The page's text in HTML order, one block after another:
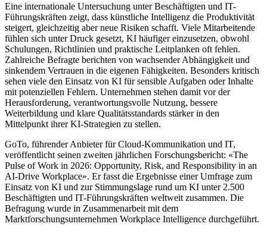
Eine internationale Untersuchung unter Beschäftigten und IT-
Führungskräften zeigt, dass künstliche Intelligenz die Produktivität
steigert, gleichzeitig aber neue Risiken schafft. Viele Mitarbeitende
fühlen sich unter Druck gesetzt, KI häufiger einzusetzen, obwohl
Schulungen, Richtlinien und praktische Leitplanken oft fehlen.
Zahlreiche Befragte berichten von wachsender Abhängigkeit und
sinkendem Vertrauen in die eigenen Fähigkeiten. Besonders kritisch
sehen viele den Einsatz von KI für sensible Aufgaben oder Inhalte
mit potenziellen Fehlern. Unternehmen stehen damit vor der
Herausforderung, verantwortungsvolle Nutzung, bessere
Weiterbildung und klare Qualitätsstandards stärker in den
Mittelpunkt ihrer KI-Strategien zu stellen.
GoTo, führender Anbieter für Cloud-Kommunikation und IT,
veröffentlicht seinen zweiten jährlichen Forschungsbericht: «The
Pulse of Work in 2026: Opportunity, Risk, and Responsibility in an
AI-Drive Workplace». Er fasst die Ergebnisse einer Umfrage zum
Einsatz von KI und zur Stimmungslage rund um KI unter 2.500
Beschäftigten und IT-Führungskräften weltweit zusammen. Die
Befragung wurde in Zusammenarbeit mit dem
Marktforschungsunternehmen Workplace Intelligence durchgeführt.